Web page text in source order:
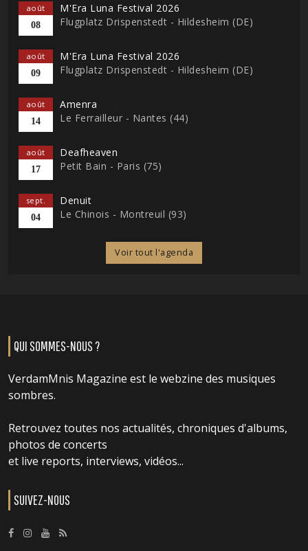
août
08
M'Era Luna Festival 2026
Flugplatz Drispenstedt - Hildesheim (DE)
août
09
M'Era Luna Festival 2026
Flugplatz Drispenstedt - Hildesheim (DE)
août
14
Amenra
Le Ferrailleur - Nantes (44)
août
17
Deafheaven
Petit Bain - Paris (75)
sept.
04
Denuit
Le Chinois - Montreuil (93)
Voir tout l'agenda
QUI SOMMES-NOUS ?
VerdamMnis Magazine est le webzine des musiques
sombres.
Retrouvez toutes nos actualités, chroniques d'albums,
photos de concerts
et live reports, interviews, vidéos...
SUIVEZ-NOUS